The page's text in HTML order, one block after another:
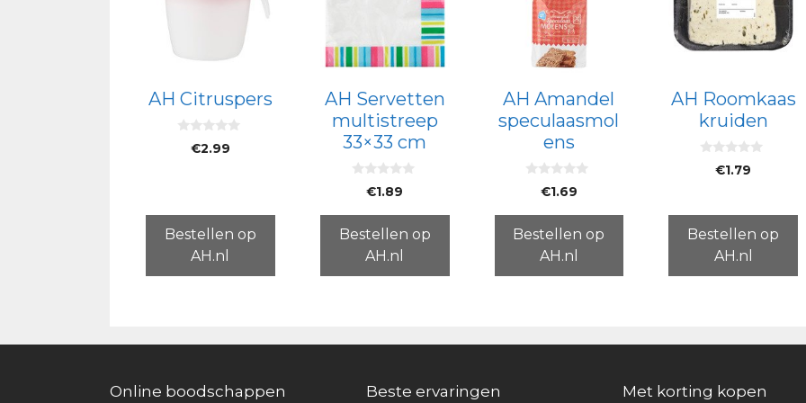
AH Citruspers
€2.99
Bestellen op
AH.nl
AH Servetten
multistreep
33×33 cm
5
€1.89
Bestellen op
AH.nl
AH Amandel
speculaasmol
ens
5
€1.69
Bestellen op
AH.nl
AH Roomkaas
kruiden
€1.79
Bestellen op
AH.nl
Online boodschappen Beste ervaringen Met korting kopen